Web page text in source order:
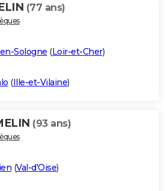
(77 ans)
Sologne (Loir-et-Cher)
(Ille-et-Vilaine)
(93 ans)
(Val-d'Oise)